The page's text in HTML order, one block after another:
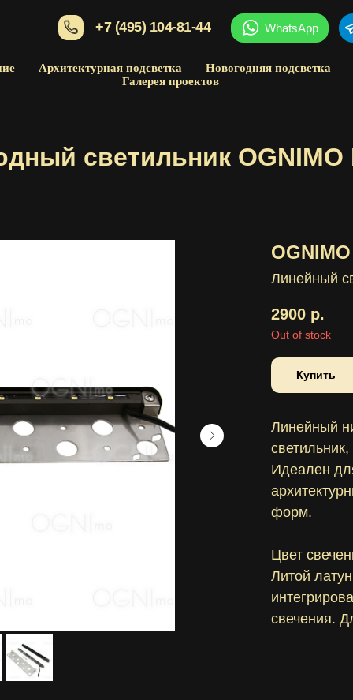
+7 (495) 104-81-44 WhatsApp
Архитектурная подсветка
Новогодняя подсветка
Галерея проектов
светильник OGNIMO
Линейный
2900 р.
Out of stock
Купить
Линейный
Идеален
форм.
Цвет
Литой
свечения.